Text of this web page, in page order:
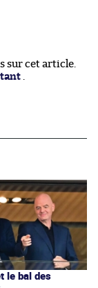
sur cet article.
le bal des